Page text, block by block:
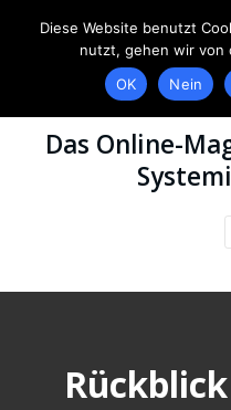
Das Online-
Diese Website benutzt
nutzt, gehen wir von
OK
Nein